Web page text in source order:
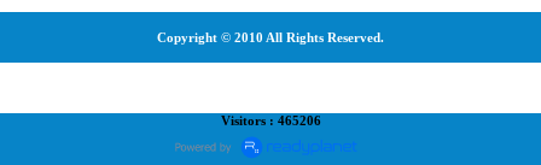
Copyright © 2010 All Rights Reserved.
Visitors : 465206